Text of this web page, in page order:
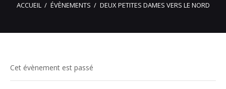
ACCUEIL ÉVÈNEMENTS DEUX PETITES DAMES VERS LE NORD
Cet évènement est passé